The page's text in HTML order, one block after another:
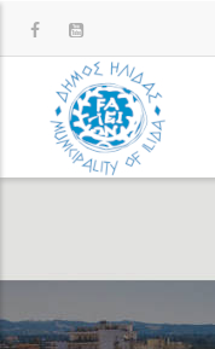
προς
περιεχόμενο